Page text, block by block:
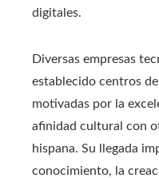
digitales.
Diversas empresas
establecido centros
motivadas por la
afinidad cultural con
hispana. Su llegada
conocimiento, la